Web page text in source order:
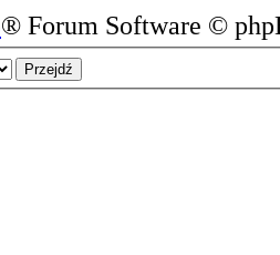
® Forum Software ©